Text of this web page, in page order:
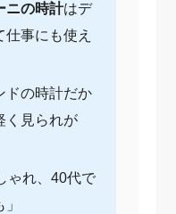
ニの時計はデ
事にも使え
ドの時計だか
く見られが
ゃれ、40代で